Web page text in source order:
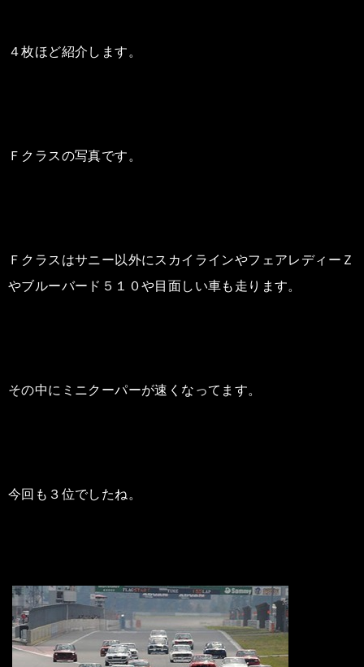
４枚ほど紹介します。
Ｆクラスの写真です。
Ｆクラスはサニー以外にスカイラインやフェアレディーＺ
やブルーバード５１０や目面しい車も走ります。
その中にミニクーパーが速くなってます。
今回も３位でしたね。